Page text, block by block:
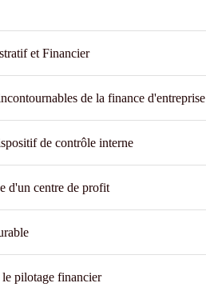
et Financier
de la finance d'entreprise
de contrôle interne
d'un centre de profit
pilotage financier